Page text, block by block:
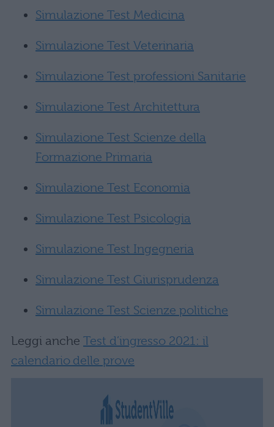
Simulazione Test Medicina
Simulazione Test Veterinaria
Simulazione Test professioni Sanitarie
Simulazione Test Architettura
Simulazione Test Scienze della
Formazione Primaria
Simulazione Test Economia
Simulazione Test Psicologia
Simulazione Test Ingegneria
Simulazione Test Giurisprudenza
Simulazione Test Scienze politiche
Leggi anche Test d’ingresso 2021: il
calendario delle prove